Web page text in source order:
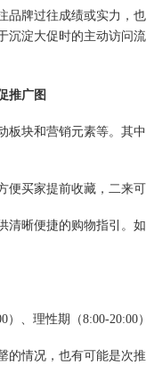
过往成绩或实力，
淀大促时的主动访问流
推广图
和营销元素等。其中
家提前收藏，二来可
便捷的购物指引。如
理性期（8:00-20:00）
况，也有可能是次推